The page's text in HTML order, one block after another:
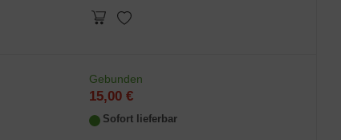
Gebunden
15,00 €
Sofort lieferbar